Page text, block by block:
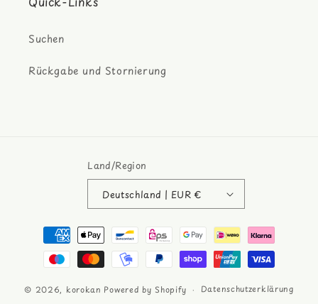
Suchen
Rückgabe und Stornierung
Land/Region
Deutschland | EUR €
Zahlungsmethoden
© 2026, korokan Powered by Shopify Datenschutzerklärung